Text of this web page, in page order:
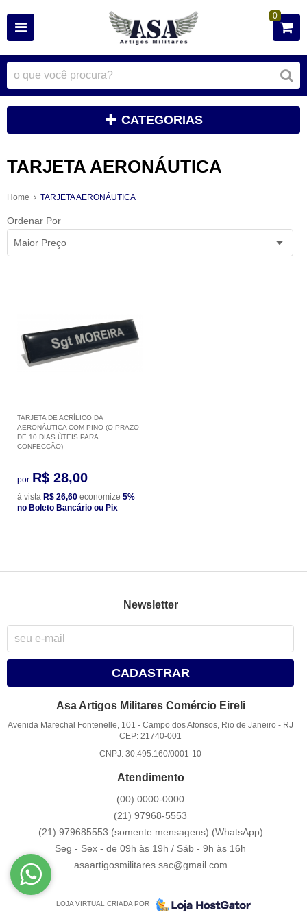
0
CATEGORIAS
TARJETA AERONÁUTICA
Home TARJETA AERONÁUTICA
Ordenar Por
Maior Preço
TARJETA DE ACRÍLICO DA
AERONÁUTICA COM PINO (O PRAZO
DE 10 DIAS ÙTEIS PARA
CONFECÇÃO)
por R$ 28,00
à vista R$ 26,60 economize 5%
no Boleto Bancário ou Pix
Newsletter
CADASTRAR
Asa Artigos Militares Comércio Eireli
Avenida Marechal Fontenelle, 101 -Campo dos Afonsos, Rio de Janeiro - RJ
CEP: 21740-001
CNPJ: 30.495.160/0001-10
Atendimento
(00) 0000-0000
(21) 97968-5553
(21) 979685553 (somente mensagens) (WhatsApp)
Seg - Sex - de 09h às 19h / Sáb - 9h às 16h
asaartigosmilitares.sac@gmail.com
LOJA VIRTUAL CRIADA POR